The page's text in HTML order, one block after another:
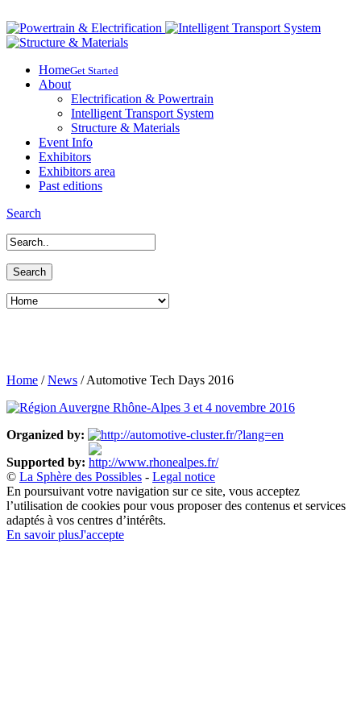
HomeGet Started
About
Electrification & Powertrain
Intelligent Transport System
Structure & Materials
Event Info
Exhibitors
Exhibitors area
Past editions
Search
Home / News / Automotive Tech Days 2016
Organized by:
Supported by:
© La Sphère des Possibles - Legal notice
En poursuivant votre navigation sur ce site, vous acceptez
l’utilisation de cookies pour vous proposer des contenus et services
adaptés à vos centres d’intérêts.
En savoir plusJ'accepte